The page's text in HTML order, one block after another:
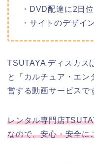
・DVD配達に2日
・サイトのデザイ
TSUTAYA ディスカス
と「カルチュア・エン
営する動画サービスで
レンタル専門店
なので、安心・安全に